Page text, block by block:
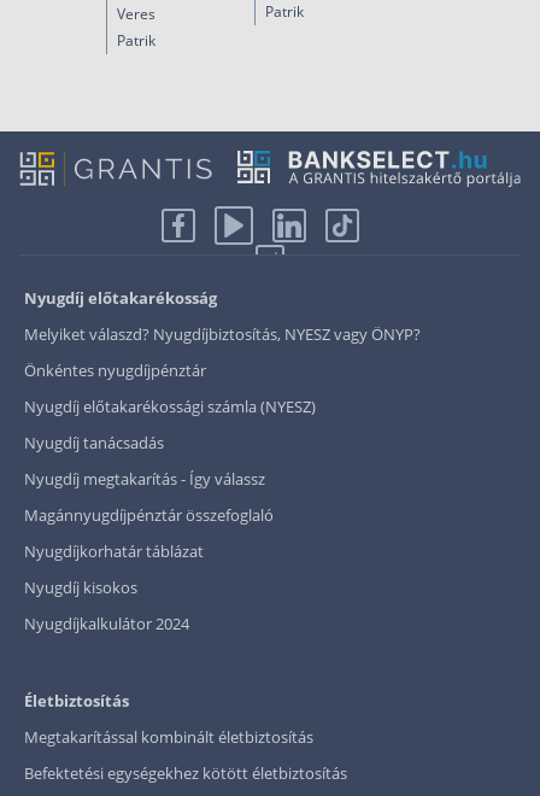
Veres
Patrik
Patrik
Nyugdíj előtakarékosság
Melyiket válaszd? Nyugdíjbiztosítás, NYESZ vagy ÖNYP?
Önkéntes nyugdíjpénztár
Nyugdíj előtakarékossági számla (NYESZ)
Nyugdíj tanácsadás
Nyugdíj megtakarítás - Így válassz
Magánnyugdíjpénztár összefoglaló
Nyugdíjkorhatár táblázat
Nyugdíj kisokos
Nyugdíjkalkulátor 2024
Életbiztosítás
Megtakarítással kombinált életbiztosítás
Befektetési egységekhez kötött életbiztosítás